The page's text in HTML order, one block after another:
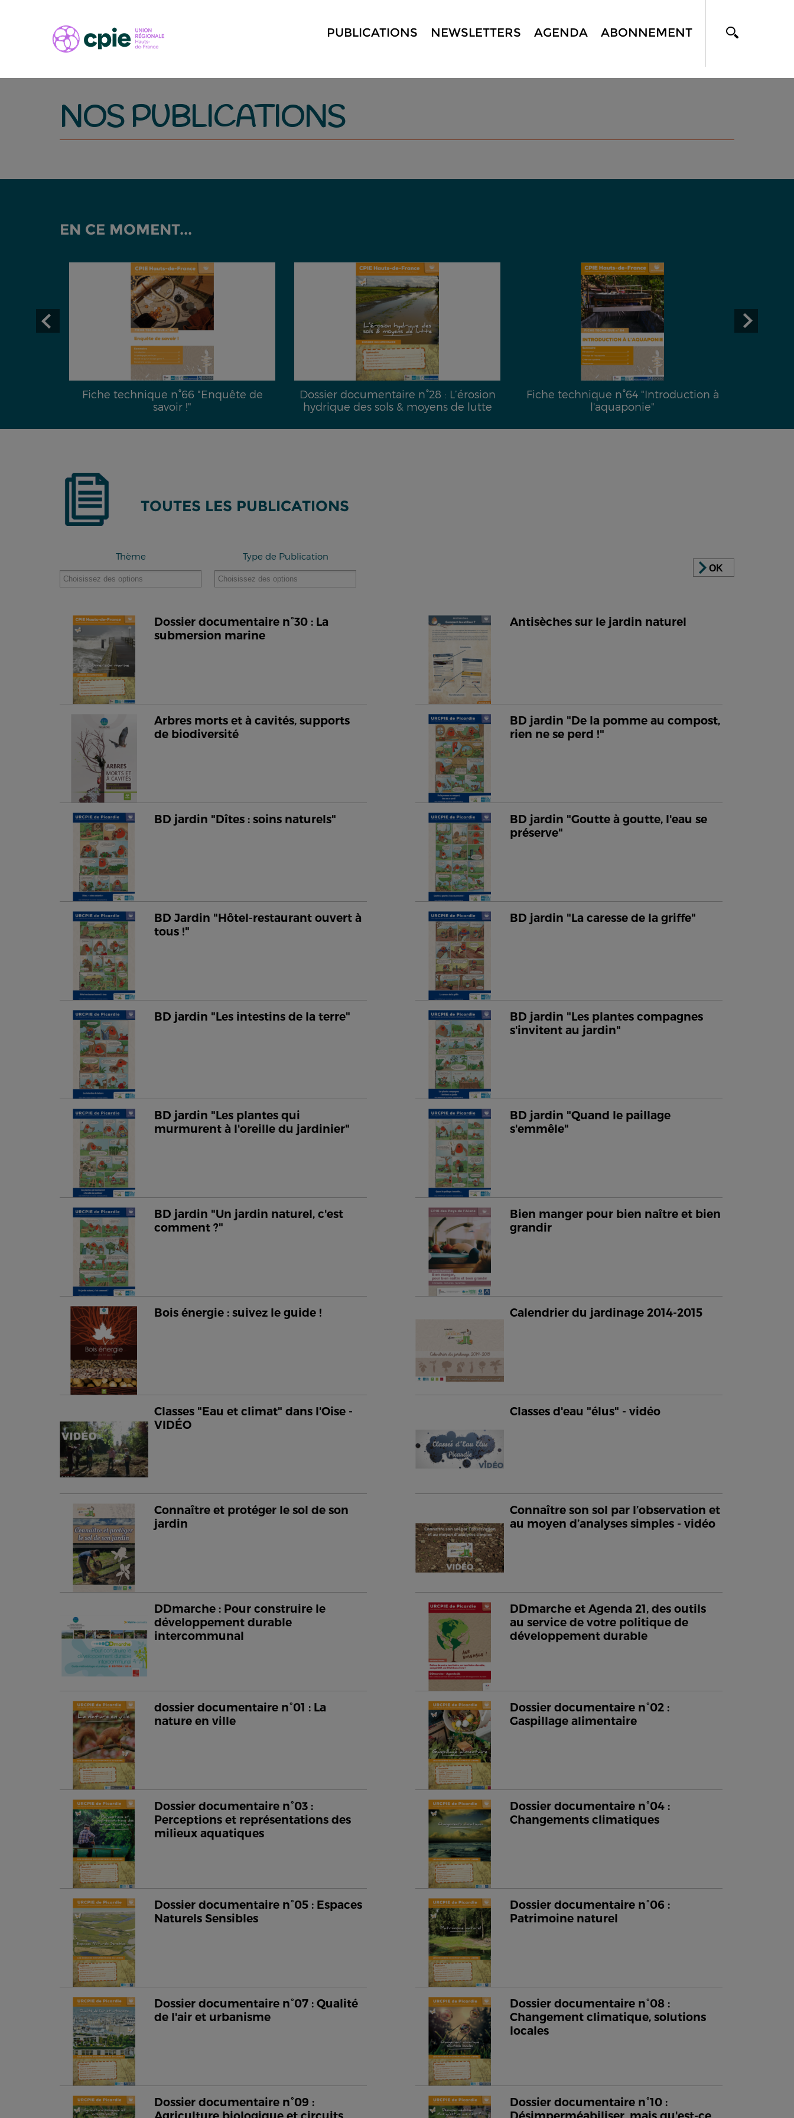
PUBLICATIONS NEWSLETTERS AGENDA ABONNEMENT
NOS PUBLICATIONS
EN CE MOMENT...
Fiche technique n°66 "Enquête de
savoir !"
Dossier documentaire n°28 : L’érosion
hydrique des sols & moyens de lutte
Fiche technique n°64 "Introduction à
l'aquaponie"
TOUTES LES PUBLICATIONS
Thème Type de Publication
OK
Dossier documentaire n°30 : La
submersion marine
Antisèches sur le jardin naturel
Arbres morts et à cavités, supports
de biodiversité
BD jardin "De la pomme au compost,
rien ne se perd !"
BD jardin "Dîtes : soins naturels"
BD jardin "Goutte à goutte, l'eau se
préserve"
BD Jardin "Hôtel-restaurant ouvert à
tous !"
BD jardin "La caresse de la griffe"
BD jardin "Les intestins de la terre"
BD jardin "Les plantes compagnes
s'invitent au jardin"
BD jardin "Les plantes qui
murmurent à l'oreille du jardinier"
BD jardin "Quand le paillage
s'emmêle"
BD jardin "Un jardin naturel, c'est
comment ?"
Bien manger pour bien naître et bien
grandir
Bois énergie : suivez le guide ! Calendrier du jardinage 2014-2015
Classes "Eau et climat" dans l'Oise -
VIDÉO
Classes d'eau "élus" - vidéo
Connaître et protéger le sol de son
jardin
Connaître son sol par l’observation et
au moyen d’analyses simples - vidéo
DDmarche : Pour construire le
développement durable
intercommunal
DDmarche et Agenda 21, des outils
au service de votre politique de
développement durable
dossier documentaire n°01 : La
nature en ville
Dossier documentaire n°02 :
Gaspillage alimentaire
Dossier documentaire n°03 :
Perceptions et représentations des
milieux aquatiques
Dossier documentaire n°04 :
Changements climatiques
Dossier documentaire n°05 : Espaces
Naturels Sensibles
Dossier documentaire n°06 :
Patrimoine naturel
Dossier documentaire n°07 : Qualité
de l'air et urbanisme
Dossier documentaire n°08 :
Changement climatique, solutions
locales
Dossier documentaire n°09 :
Dossier documentaire n°10 :